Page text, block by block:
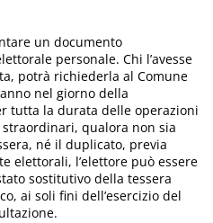
un documento
personale. Chi l’avesse
potrà richiederla al Comune
nel giorno della
tutta la durata delle operazioni
qualora non sia
né il duplicato, previa
elettorali, l’elettore può essere
sostitutivo della tessera
ai soli fini dell’esercizio del